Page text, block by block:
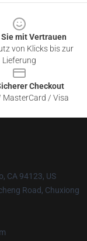
mit Vertrauen
von Klicks bis zur
Lieferung
Checkout
MasterCard / Visa
CA 94123, US
Road, Chuxiong